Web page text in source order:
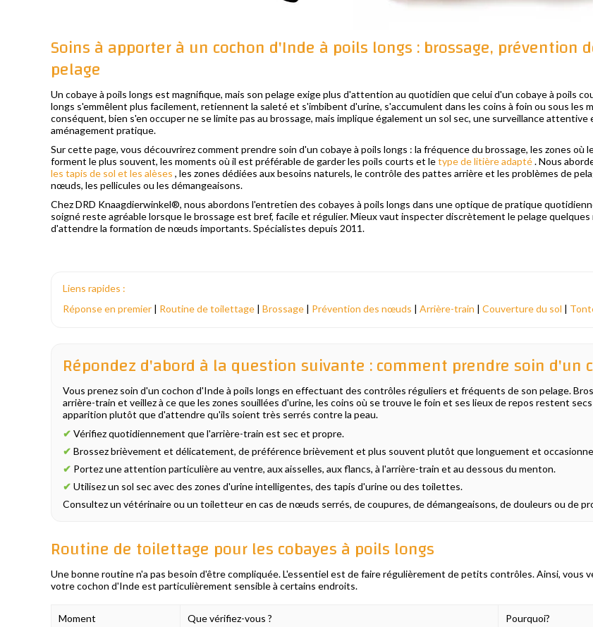
Soins à apporter à un cochon d'Inde à poils longs : brossage,
pelage
Un cobaye à poils longs est magnifique, mais son pelage exige plus d'attention au quotidien que celui d'un cobaye à poils
longs s'emmêlent plus facilement, retiennent la saleté et s'imbibent d'urine, s'accumulent dans les coins à foin ou sous les
conséquent, bien s'en occuper ne se limite pas au brossage, mais implique également un sol sec, une surveillance attentive
aménagement pratique.
Sur cette page, vous découvrirez comment prendre soin d'un cobaye à poils longs : la fréquence du brossage, les zones où
forment le plus souvent, les moments où il est préférable de garder les poils courts et letype de litière adapté. Nous
les tapis de sol et les alèses , les zones dédiées aux besoins naturels, le contrôle des pattes arrière et les problèmes de
nœuds, les pellicules ou les démangeaisons.
Chez DRD Knaagdierwinkel®, nous abordons l'entretien des cobayes à poils longs dans une optique de pratique
soigné reste agréable lorsque le brossage est bref, facile et régulier. Mieux vaut inspecter discrètement le pelage
d'attendre la formation de nœuds importants. Spécialistes depuis 2011.
Liens rapides :
Réponse en premier | Routine de toilettage | Brossage | Prévention des nœuds | Arrière-train | Couverture du sol |
Répondez d'abord à la question suivante : comment prendre soin d'un
Vous prenez soin d'un cochon d'Inde à poils longs en effectuant des contrôles réguliers et fréquents de son pelage.
arrière-train et veillez à ce que les zones souillées d'urine, les coins où se trouve le foin et ses lieux de repos restent
apparition plutôt que d'attendre qu'ils soient très serrés contre la peau.
✔ Vérifiez quotidiennement que l'arrière-train est sec et propre.
✔ Brossez brièvement et délicatement, de préférence brièvement et plus souvent plutôt que longuement et
✔ Portez une attention particulière au ventre, aux aisselles, aux flancs, à l'arrière-train et au dessous du menton.
✔ Utilisez un sol sec avec des zones d'urine intelligentes, des tapis d'urine ou des toilettes.
Consultez un vétérinaire ou un toiletteur en cas de nœuds serrés, de coupures, de démangeaisons, de douleurs ou de
Routine de toilettage pour les cobayes à poils longs
Une bonne routine n'a pas besoin d'être compliquée. L'essentiel est de faire régulièrement de petits contrôles. Ainsi, vous
votre cochon d'Inde est particulièrement sensible à certains endroits.
Moment Que vérifiez-vous ? Pourquoi?